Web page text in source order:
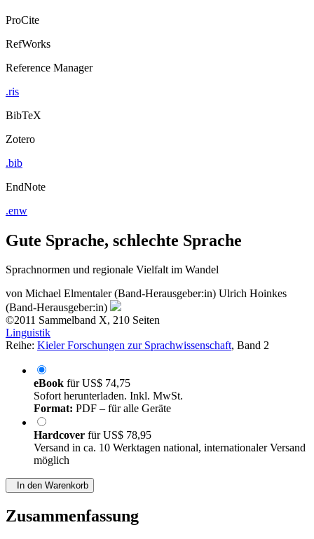
ProCite
RefWorks
Reference Manager
.ris
BibTeX
Zotero
.bib
EndNote
.enw
Gute Sprache, schlechte Sprache
Sprachnormen und regionale Vielfalt im Wandel
von Michael Elmentaler (Band-Herausgeber:in) Ulrich Hoinkes
(Band-Herausgeber:in)
©2011 Sammelband X, 210 Seiten
Linguistik
Reihe: Kieler Forschungen zur Sprachwissenschaft, Band 2
eBook fürUS$ 74,75
Sofort herunterladen. Inkl. MwSt.
Format: PDF – für alle Geräte
Hardcover fürUS$ 78,95
Versand in ca. 10 Werktagen national, internationaler Versand
möglich
In den Warenkorb
Zusammenfassung